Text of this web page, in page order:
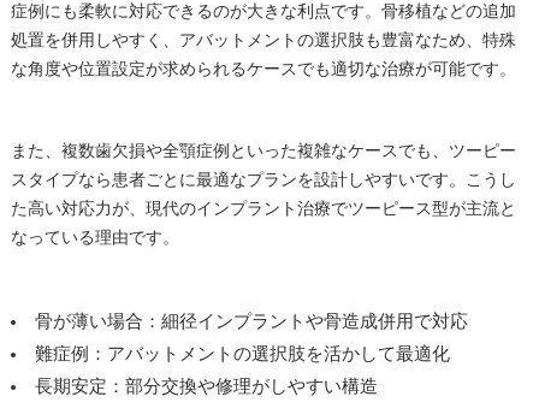
症例にも柔軟に対応できるのが大きな利点です。骨移植などの追加
処置を併用しやすく、アバットメントの選択肢も豊富なため、特殊
な角度や位置設定が求められるケースでも適切な治療が可能です。
また、複数歯欠損や全顎症例といった複雑なケースでも、ツーピー
スタイプなら患者ごとに最適なプランを設計しやすいです。こうし
た高い対応力が、現代のインプラント治療でツーピース型が主流と
なっている理由です。
骨が薄い場合：細径インプラントや骨造成併用で対応
難症例：アバットメントの選択肢を活かして最適化
長期安定：部分交換や修理がしやすい構造